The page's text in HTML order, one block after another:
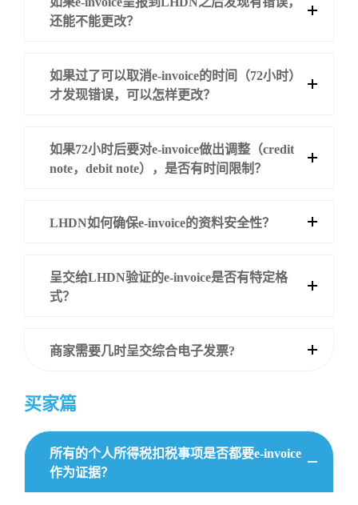
还能不能更改？
如果过了可以取消e-invoice的时间（72小时）
才发现错误，可以怎样更改？
如果72小时后要对e-invoice做出调整（credit
note，debit note），是否有时间限制？
LHDN如何确保e-invoice的资料安全性？
呈交给LHDN验证的e-invoice是否有特定格
式？
商家需要几时呈交综合电子发票?
买家篇
所有的个人所得税扣税事项是否都要e-invoice
作为证据？